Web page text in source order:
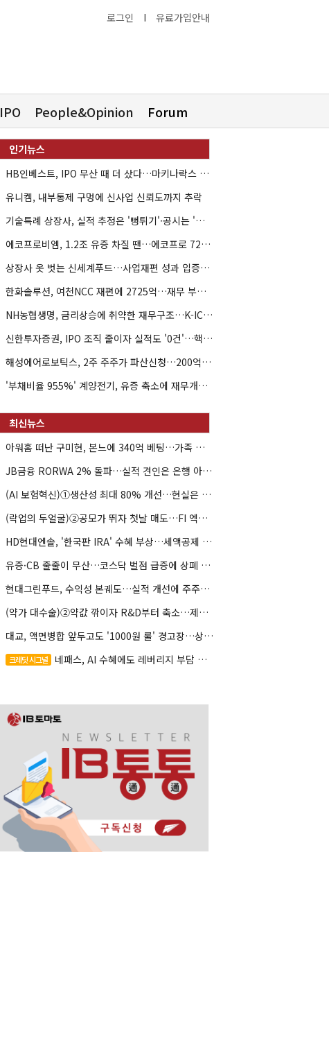
로그인 I 유료가입안내
IPO People&Opinion Forum
HB인베스트, IPO 무산 때 더 샀다…마키나락스 투자 2.7배 회수
유니켐, 내부통제 구멍에 신사업 신뢰도까지 추락
기술특례 상장사, 실적 추정은 '뻥튀기'·공시는 '누락'
에코프로비엠, 1.2조 유증 차질 땐…에코프로 7270억 '독박'
상장사 옷 벗는 신세계푸드…사업재편 성과 입증할까
한화솔루션, 여천NCC 재편에 2725억…재무 부담 커지나
NH농협생명, 금리상승에 취약한 재무구조…K-ICS 변동성 '주의보'
신한투자증권, IPO 조직 줄이자 실적도 '0건'…핵심 인력까지 이탈
해성에어로보틱스, 2주 주주가 파산신청…200억 CB 분쟁 확산
'부채비율 955%' 계양전기, 유증 축소에 재무개선 효과 '뚝'
아워홈 떠난 구미현, 본느에 340억 베팅…가족 지배체제 구축
JB금융 RORWA 2% 돌파…실적 견인은 은행 아닌 캐피탈
(AI 보험혁신)①생산성 최대 80% 개선…현실은 '실행 격차'
(락업의 두얼굴)②공모가 뛰자 첫날 매도…FI 엑시트 전략 갈렸다
HD현대엔솔, '한국판 IRA' 수혜 부상…세액공제 선택이 변수
유증·CB 줄줄이 무산…코스닥 벌점 급증에 상폐 압박
현대그린푸드, 수익성 본궤도…실적 개선에 주주환원까지
(약가 대수술)②약값 깎이자 R&D부터 축소…제약업계 비상경영 돌입
대교, 액면병합 앞두고도 '1000원 룰' 경고장…상장유지 시험대
크레딧 시그널 네패스, AI 수혜에도 레버리지 부담 여전